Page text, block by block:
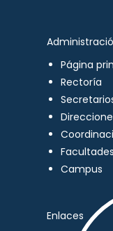
Página
Rectoría
Facultades
Campus
Enlaces